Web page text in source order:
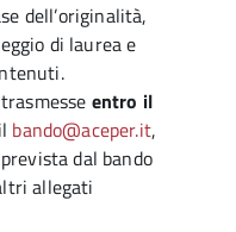
dell’originalità,
di laurea e
entro il
bando@aceper.it,
dal bando
allegati